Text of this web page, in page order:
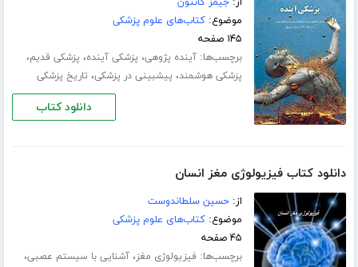
موضوع:کتاب‌های علوم پزشکی
۱۴۵ صفحه
برچسب‌ها:آینده پژوهی، پزشکی آینده، پزشکی قدیم،
پزشکی هوشمند، پیشبینی در پزشکی، تاریخ پزشکی
دانلود کتاب
دانلود کتاب فیزیولوژی مغز انسان
از:حسین سلطاندوست
موضوع:کتاب‌های علوم پزشکی
۴۵ صفحه
برچسب‌ها: فیزیولوژی مغز،آشنایی با سیستم عصبی،